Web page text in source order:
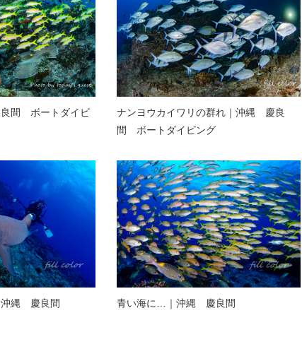
間 ボートダイビ
ナンヨウカイワリの群れ｜沖縄 慶良
間 ボートダイビング
縄 慶良間 青い海に…｜沖縄 慶良間